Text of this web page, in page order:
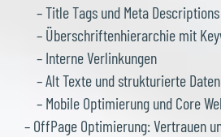
– Title Tags und Meta
– Überschriftenhierarchie mit
– Interne Verlinkungen
– Alt Texte und strukturierte Daten
– Mobile Optimierung und Core
– OffPage Optimierung: Vertrauen